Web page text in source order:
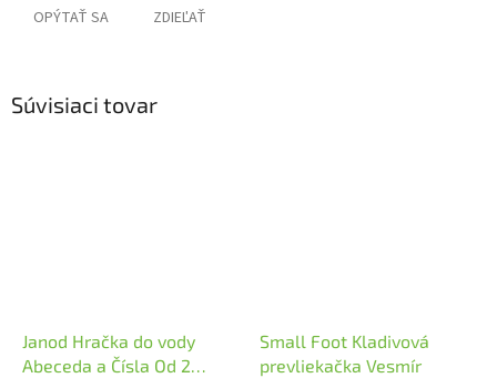
OPÝTAŤ SA ZDIEĽAŤ
Súvisiaci tovar
Janod Hračka do vody
Abeceda a Čísla Od 2
Small Foot Kladivová
prevliekačka Vesmír